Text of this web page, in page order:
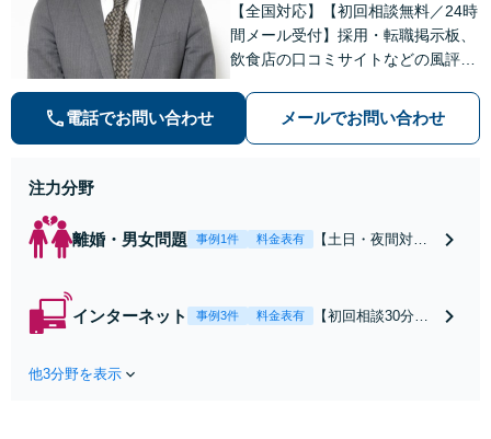
【全国対応】【初回相談無料／24時
間メール受付】採用・転職掲示板、
飲食店の口コミサイトなどの風評被
の種類を問わず相談可。可能な限り
早期対応で駆けつけサポート【労
電話でお問い合わせ メールでお問い合わせ
注力分野
離婚・男女問題 事例1件 料金表有
【土日・夜間対応
れたら、サインす
インターネット 事例3件 料金表有
【初回相談30分無
他3分野を表示